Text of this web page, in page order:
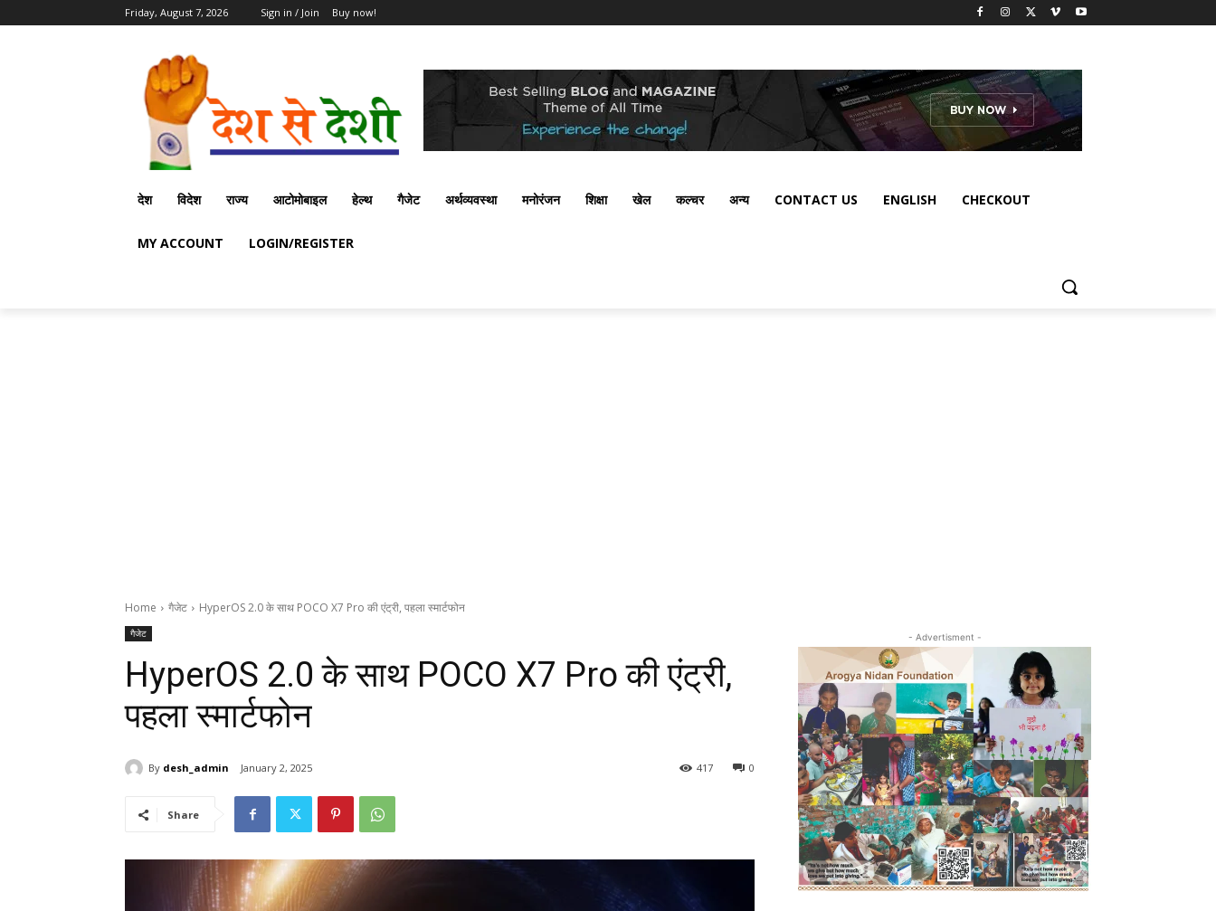
Friday, August 7, 2026 Sign in / Join Buy now!
देश विदेश राज्य आटोमोबाइल हेल्थ गैजेट अर्थव्यवस्था मनोरंजन शिक्षा खेल कल्चर अन्य CONTACT US ENGLISH CHECKOUT
MY ACCOUNT LOGIN/REGISTER
Home गैजेट HyperOS 2.0 के साथ POCO X7 Pro की एंट्री, पहला स्मार्टफोन
गैजेट
HyperOS 2.0 के साथ POCO X7 Pro की एंट्री,
पहला स्मार्टफोन
By desh_admin January 2, 2025 0
417
Share
- Advertisment -